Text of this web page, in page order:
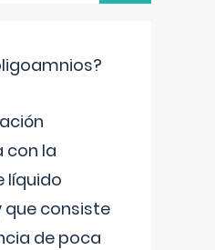
con la
líquido
consiste
de poca